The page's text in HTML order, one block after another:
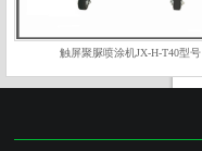
触屏聚脲喷涂机JX-H-T40型号